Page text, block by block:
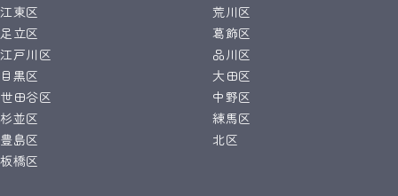
江東区
荒川区
足立区
葛飾区
江戸川区
品川区
目黒区
大田区
世田谷区
中野区
杉並区
練馬区
豊島区
北区
板橋区